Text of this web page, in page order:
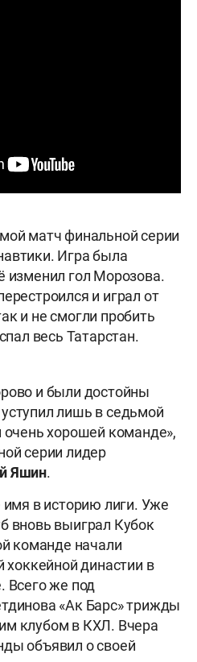
матч финальной серии
Игра была
изменил гол Морозова.
и играл от
и не смогли пробить
весь Татарстан.
и были достойны
лишь в седьмой
очень хорошей команде»,
серии лидер
Яшин.
имя в историю лиги. Уже
вновь выиграл Кубок
команде начали
хоккейной династии в
Всего же под
«Ак Барс» трижды
клубом в КХЛ. Вчера
объявил о своей